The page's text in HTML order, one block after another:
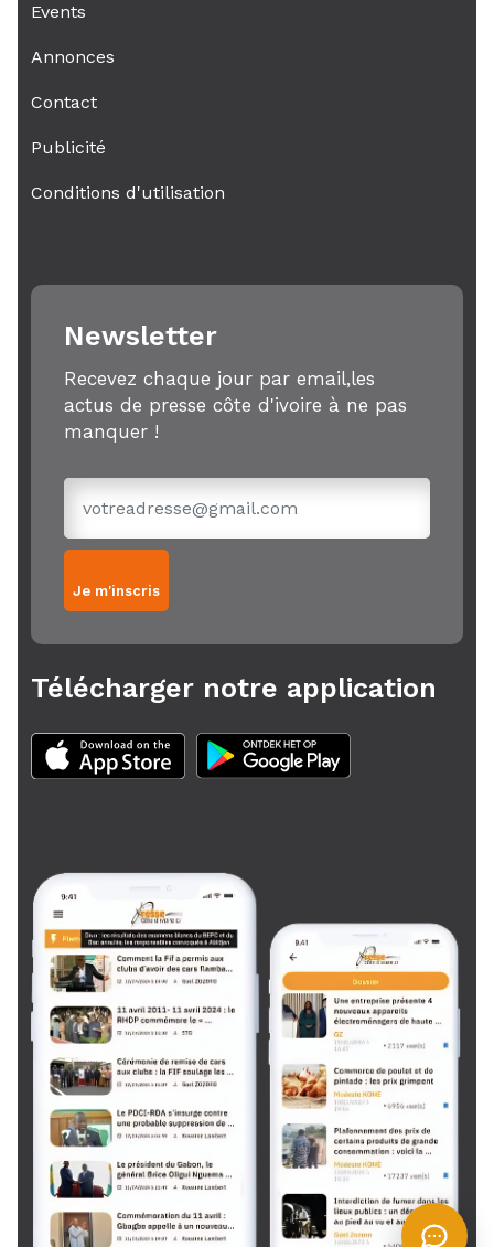
Events
Annonces
Contact
Publicité
Conditions d'utilisation
Newsletter
Recevez chaque jour par email,les
actus de presse côte d'ivoire à ne pas
manquer !
Je m'inscris
Télécharger notre application